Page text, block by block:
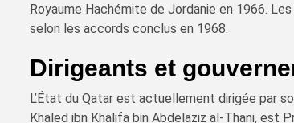
Royaume Hachémite de Jordanie en 1966.
selon les accords conclus en 1968.
Dirigeants et
L’État du Qatar est actuellement dirigée par
Khaled ibn Khalifa bin Abdelaziz al-Thani, est